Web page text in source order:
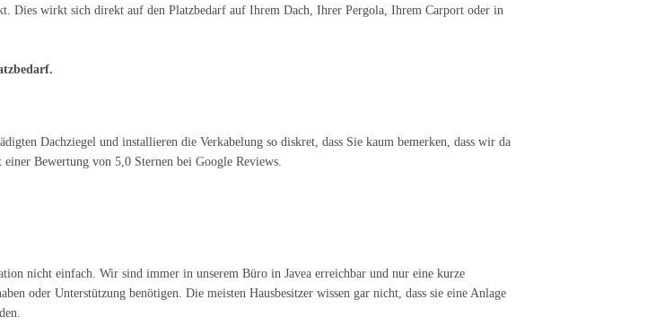
Dies wirkt sich direkt auf den Platzbedarf auf Ihrem Dach, Ihrer Pergola, Ihrem Carport oder in
Dachziegel und installieren die Verkabelung so diskret, dass Sie kaum bemerken, dass wir da
Bewertung von 5,0 Sternen bei Google Reviews.
nicht einfach. Wir sind immer in unserem Büro in Javea erreichbar und nur eine kurze
oder Unterstützung benötigen. Die meisten Hausbesitzer wissen gar nicht, dass sie eine Anlage